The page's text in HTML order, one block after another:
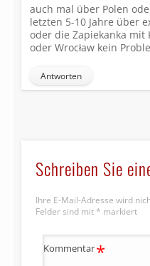
auch mal über Polen
letzten 5-10 Jahre über
oder die Zapiekanka mit
oder Wrocław kein
Antworten
Schreiben Sie
Ihre E-Mail-Adresse wird
Felder sind mit * markiert
Kommentar*